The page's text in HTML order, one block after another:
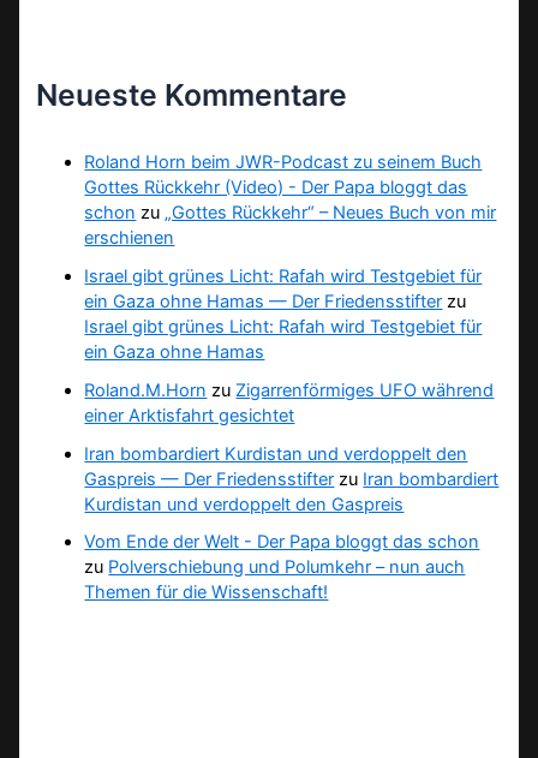
Neueste Kommentare
Roland Horn beim JWR-Podcast zu seinem Buch
Gottes Rückkehr (Video) - Der Papa bloggt das
schon zu „Gottes Rückkehr“ – Neues Buch von mir
erschienen
Israel gibt grünes Licht: Rafah wird Testgebiet für
ein Gaza ohne Hamas — Der Friedensstifter zu
Israel gibt grünes Licht: Rafah wird Testgebiet für
ein Gaza ohne Hamas
Roland.M.Horn zu Zigarrenförmiges UFO während
einer Arktisfahrt gesichtet
Iran bombardiert Kurdistan und verdoppelt den
Gaspreis — Der Friedensstifter zu Iran bombardiert
Kurdistan und verdoppelt den Gaspreis
Vom Ende der Welt - Der Papa bloggt das schon
zu Polverschiebung und Polumkehr – nun auch
Themen für die Wissenschaft!